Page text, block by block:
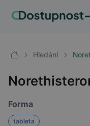
Hledání
Forma
tableta